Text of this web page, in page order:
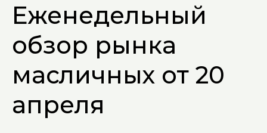
Еженедельный
обзор рынка
масличных от 20
апреля